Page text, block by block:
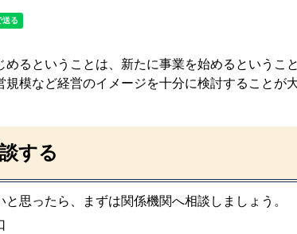
るということは、新たに事業を始めるというこ
模など経営のイメージを十分に検討することが大
する
ったら、まずは関係機関へ相談しましょう。